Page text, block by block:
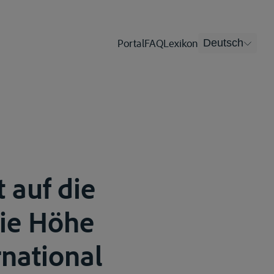
PortalFAQLexikon Deutsch
auf die
Höhe